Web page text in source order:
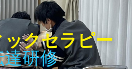
クセラピー
達研修